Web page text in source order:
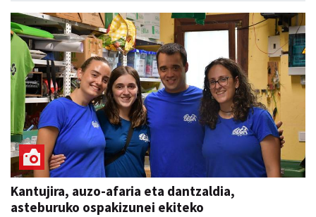
Kantujira, auzo-afaria eta dantzaldia,
asteburuko ospakizunei ekiteko